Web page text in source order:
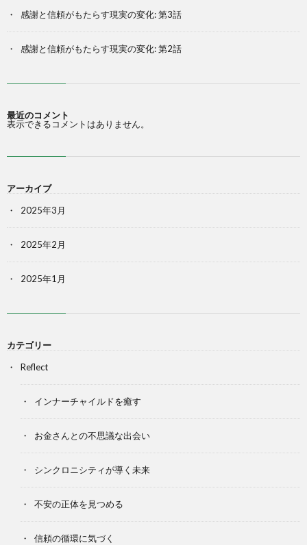
感謝と信頼がもたらす現実の変化: 第3話
感謝と信頼がもたらす現実の変化: 第2話
最近のコメント
表示できるコメントはありません。
アーカイブ
2025年3月
2025年2月
2025年1月
カテゴリー
Reflect
インナーチャイルドを癒す
お金さんとの不思議な出会い
シンクロニシティが導く未来
不安の正体を見つめる
信頼の循環に気づく